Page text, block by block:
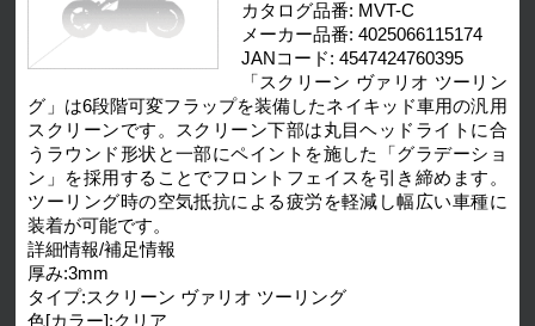
カタログ品番: MVT-C
メーカー品番: 4025066115174
JANコード: 4547424760395
「スクリーン ヴァリオ ツーリン
グ」は6段階可変フラップを装備したネイキッド車用の汎用
スクリーンです。スクリーン下部は丸目ヘッドライトに合
うラウンド形状と一部にペイントを施した「グラデーショ
ン」を採用することでフロントフェイスを引き締めます。
ツーリング時の空気抵抗による疲労を軽減し幅広い車種に
装着が可能です。
詳細情報/補足情報
厚み:3mm
タイプ:スクリーン ヴァリオ ツーリング
色[カラー]:クリア